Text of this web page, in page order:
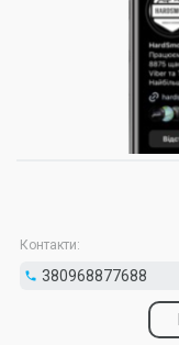
Контакти: